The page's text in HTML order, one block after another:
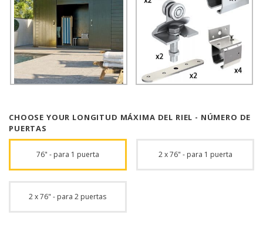
CHOOSE YOUR LONGITUD MÁXIMA DEL RIEL - NÚMERO DE
PUERTAS
76" - para 1 puerta 2 x 76" - para 1 puerta
2 x 76" - para 2 puertas